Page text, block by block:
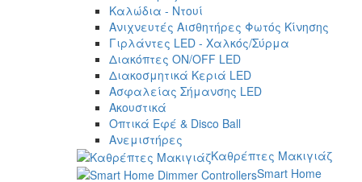
Καλώδια - Ντουί
Ανιχνευτές Αισθητήρες Φωτός Κίνησης
Γιρλάντες LED - Χαλκός/Σύρμα
Διακόπτες ON/OFF LED
Διακοσμητικά Κεριά LED
Ασφαλείας Σήμανσης LED
Ακουστικά
Οπτικά Εφέ & Disco Ball
Ανεμιστήρες
Καθρέπτες Μακιγιάζ
Smart Home